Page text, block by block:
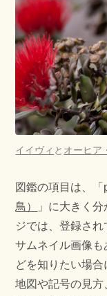
イイヴィ と オーヒア
図鑑の項目は、「
鳥）
」に大きく
ジでは、登録され
サムネイル画像
どを知りたい場合
地図や記号の見